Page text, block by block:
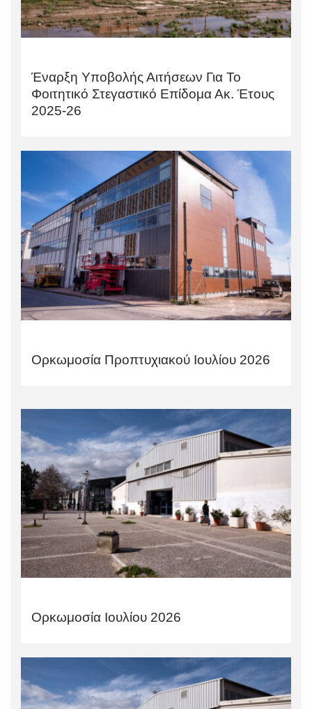
Έναρξη Υποβολής Αιτήσεων Για Το
Φοιτητικό Στεγαστικό Επίδομα Ακ. Έτους
2025-26
Ορκωμοσία Προπτυχιακού Ιουλίου 2026
Ορκωμοσία Ιουλίου 2026